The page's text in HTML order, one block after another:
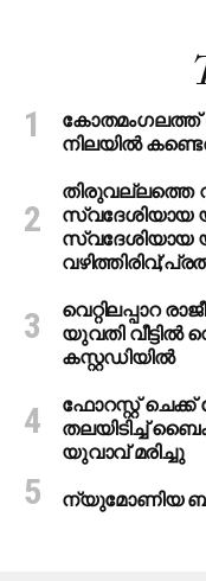
കോതമംഗലത്ത്
നിലയിൽ
തിരുവല്ലത്തെ
സ്വദേശിയായ
സ്വദേശിയായ
വെറ്റിലപ്പാറ
യുവതി വീട്ടിൽ
കസ്റ്റഡിയിൽ
ഫോറസ്റ്റ് ചെക്ക്
തലയിടിച്ച്
യുവാവ് മരിച്ചു
ന്യുമോണിയ